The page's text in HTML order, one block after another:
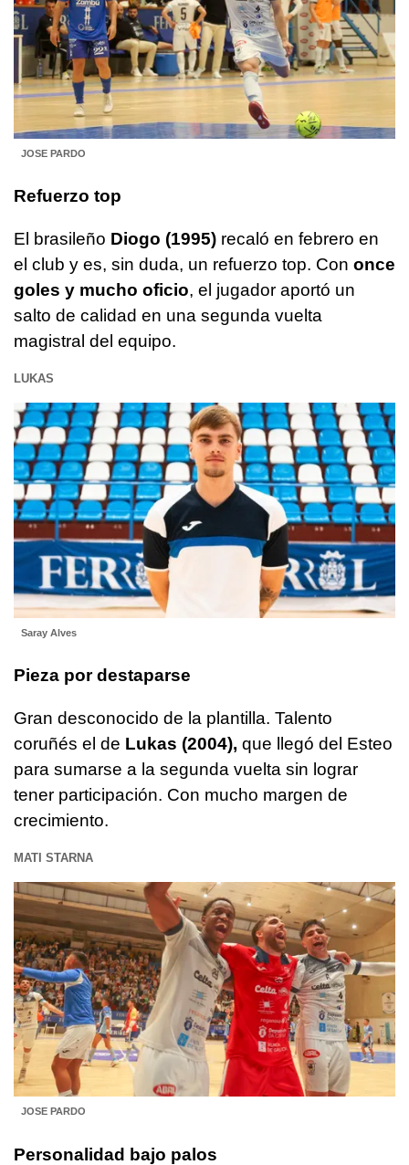
JOSE PARDO
Refuerzo top
El brasileño Diogo (1995) recaló en febrero en
el club y es, sin duda, un refuerzo top. Con once
goles y mucho oficio, el jugador aportó un
salto de calidad en una segunda vuelta
magistral del equipo.
LUKAS
Saray Alves
Pieza por destaparse
Gran desconocido de la plantilla. Talento
coruñés el de Lukas (2004), que llegó del Esteo
para sumarse a la segunda vuelta sin lograr
tener participación. Con mucho margen de
crecimiento.
MATI STARNA
JOSE PARDO
Personalidad bajo palos